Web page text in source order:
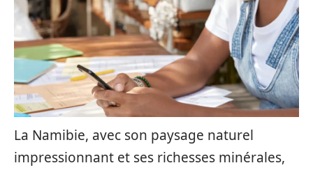
La Namibie, avec son paysage naturel
impressionnant et ses richesses minérales,